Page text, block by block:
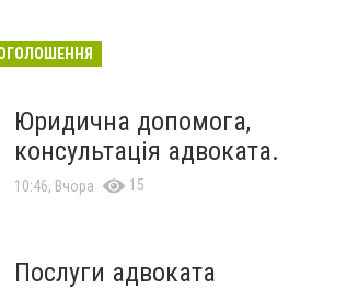
Юридична допомога,
консультація адвоката.
10:46, Вчора 15
Послуги адвоката